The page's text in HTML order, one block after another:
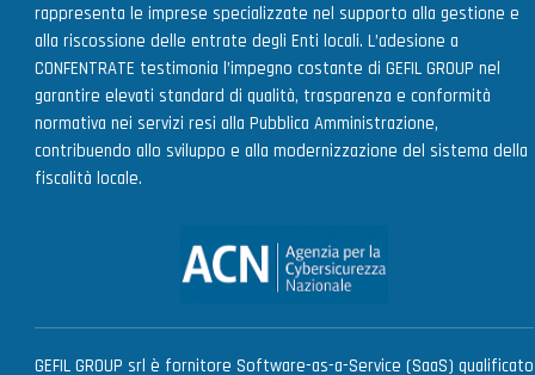
rappresenta le imprese specializzate nel supporto alla gestione e
alla riscossione delle entrate degli Enti locali. L’adesione a
CONFENTRATE testimonia l’impegno costante di GEFIL GROUP nel
garantire elevati standard di qualità, trasparenza e conformità
normativa nei servizi resi alla Pubblica Amministrazione,
contribuendo allo sviluppo e alla modernizzazione del sistema della
fiscalità locale.
GEFIL GROUP srl è fornitore Software-as-a-Service (SaaS) qualificato